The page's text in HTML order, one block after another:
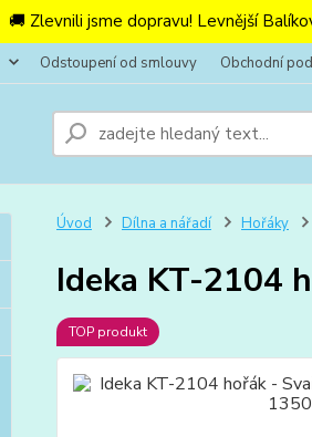
🚚 Zlevnili jsme dopravu! Levnější
Odstoupení od smlouvy Obchodní
Úvod Dílna a nářadí Hořáky
Ideka KT-2104
TOP produkt